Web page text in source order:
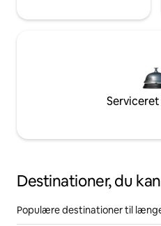
Destinationer, du
Populære destinationer til